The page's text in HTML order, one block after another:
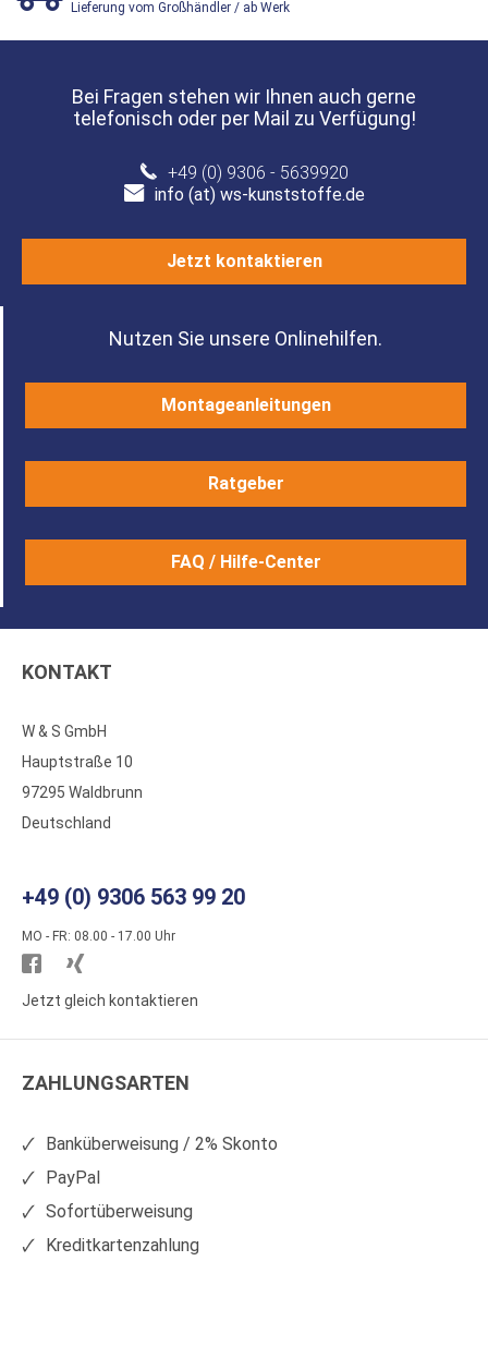
Lieferung vom Großhändler / ab Werk
Bei Fragen stehen wir Ihnen auch gerne
telefonisch oder per Mail zu Verfügung!
+49 (0) 9306 - 5639920
info (at) ws-kunststoffe.de
Jetzt kontaktieren
Nutzen Sie unsere Onlinehilfen.
Montageanleitungen
Ratgeber
FAQ / Hilfe-Center
KONTAKT
W & S GmbH
Hauptstraße 10
97295 Waldbrunn
Deutschland
+49 (0) 9306 563 99 20
MO - FR: 08.00 - 17.00 Uhr
Besuchen
Sie
auf
Sie
auf
Jetzt gleich kontaktieren
ZAHLUNGSARTEN
Banküberweisung / 2% Skonto
PayPal
Sofortüberweisung
Kreditkartenzahlung